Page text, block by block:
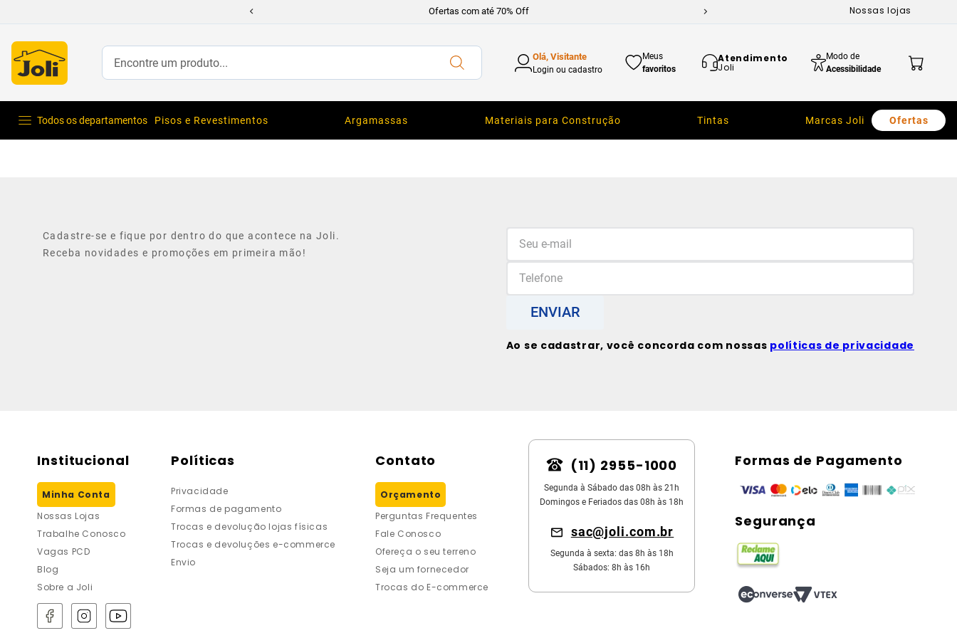
Ofertas com até 70% Off Nossas lojas
Encontre um produto... Olá, Visitante
Login ou cadastro
Meus
favoritos
Atendimento
Joli
Modo de
Acessibilidade
Todos os departamentos Pisos e Revestimentos Argamassas Materiais para Construção Tintas Marcas Joli Ofertas
Cadastre-se e fique por dentro do que acontece na Joli.
Receba novidades e promoções em primeira mão!
ENVIAR
Ao se cadastrar, você concorda com nossas políticas de privacidade
Institucional
Minha Conta
Nossas Lojas
Trabalhe Conosco
Vagas PCD
Blog
Sobre a Joli
Políticas
Privacidade
Formas de pagamento
Trocas e devolução lojas físicas
Trocas e devoluções e-commerce
Envio
Contato
Orçamento
Perguntas Frequentes
Fale Conosco
Ofereça o seu terreno
Seja um fornecedor
Trocas do E-commerce
(11) 2955-1000
Segunda à Sábado das 08h às 21h
Domingos e Feriados das 08h às 18h
sac@joli.com.br
Segunda à sexta: das 8h às 18h
Sábados: 8h às 16h
Formas de Pagamento
Segurança